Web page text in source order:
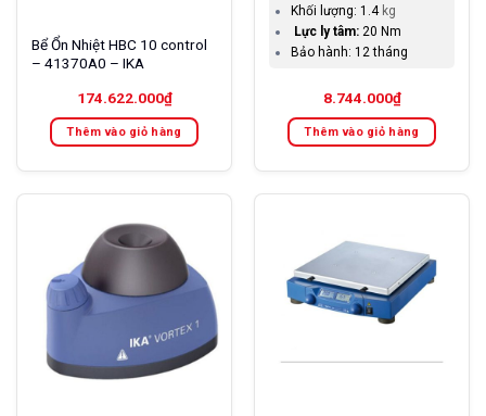
Bể Ổn Nhiệt HBC 10 control
– 41370A0 – IKA
174.622.000₫
Thêm vào giỏ hàng
Khối lượng: 1.4kg
Lực ly tâm:20 Nm
Bảo hành: 12 tháng
8.744.000₫
Thêm vào giỏ hàng